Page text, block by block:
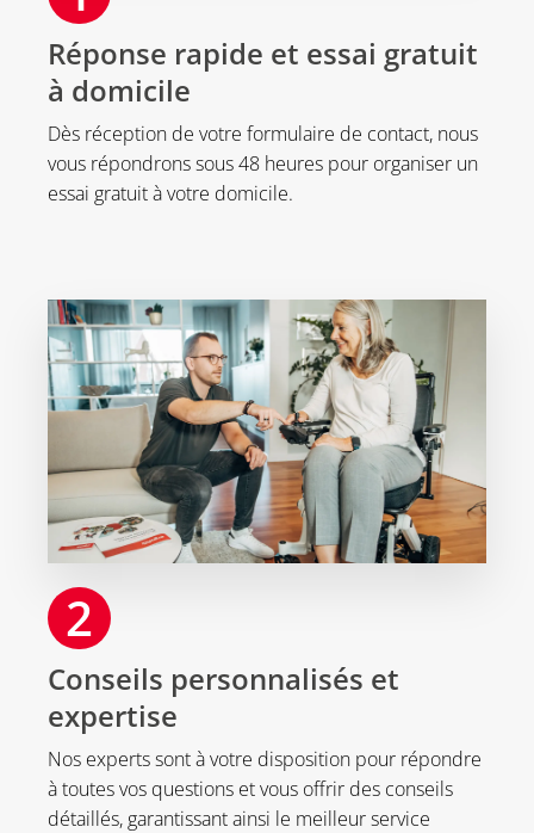
Réponse rapide et essai gratuit
à domicile
Dès réception de votre formulaire de contact, nous
vous répondrons sous 48 heures pour organiser un
essai gratuit à votre domicile.
2
Conseils personnalisés et
expertise
Nos experts sont à votre disposition pour répondre
à toutes vos questions et vous offrir des conseils
détaillés, garantissant ainsi le meilleur service